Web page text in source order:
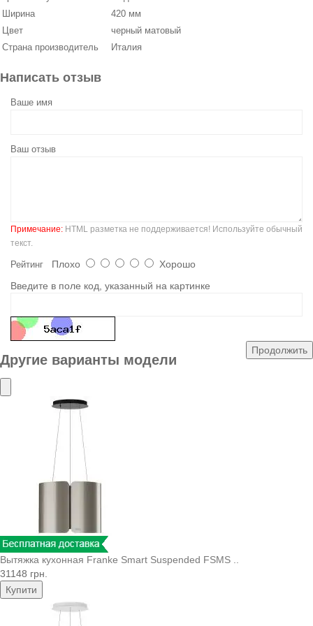
Ширина
420 мм
Цвет
черный матовый
Страна производитель
Италия
Написать отзыв
Ваше имя
Ваш отзыв
Примечание: HTML разметка не поддерживается! Используйте обычный
текст.
Рейтинг Плохо
Хорошо
Введите в поле код, указанный на картинке
Продолжить
Другие варианты модели
Вытяжка кухонная Franke Smart Suspended FSMS ..
31148 грн.
Купити